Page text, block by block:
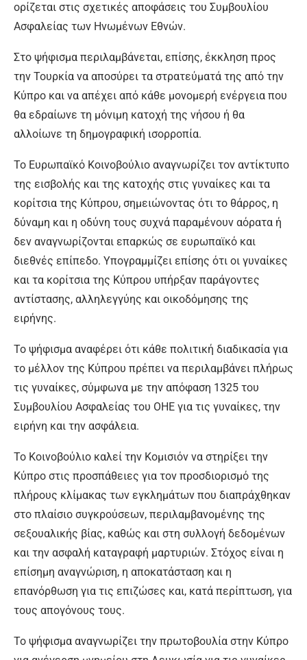
ορίζεται στις σχετικές αποφάσεις του Συμβουλίου
Ασφαλείας των Ηνωμένων Εθνών.
Στο ψήφισμα περιλαμβάνεται, επίσης, έκκληση προς
την Τουρκία να αποσύρει τα στρατεύματά της από την
Κύπρο και να απέχει από κάθε μονομερή ενέργεια που
θα εδραίωνε τη μόνιμη κατοχή της νήσου ή θα
αλλοίωνε τη δημογραφική ισορροπία.
Το Ευρωπαϊκό Κοινοβούλιο αναγνωρίζει τον αντίκτυπο
της εισβολής και της κατοχής στις γυναίκες και τα
κορίτσια της Κύπρου, σημειώνοντας ότι το θάρρος, η
δύναμη και η οδύνη τους συχνά παραμένουν αόρατα ή
δεν αναγνωρίζονται επαρκώς σε ευρωπαϊκό και
διεθνές επίπεδο. Υπογραμμίζει επίσης ότι οι γυναίκες
και τα κορίτσια της Κύπρου υπήρξαν παράγοντες
αντίστασης, αλληλεγγύης και οικοδόμησης της
ειρήνης.
Το ψήφισμα αναφέρει ότι κάθε πολιτική διαδικασία για
το μέλλον της Κύπρου πρέπει να περιλαμβάνει πλήρως
τις γυναίκες, σύμφωνα με την απόφαση 1325 του
Συμβουλίου Ασφαλείας του ΟΗΕ για τις γυναίκες, την
ειρήνη και την ασφάλεια.
Το Κοινοβούλιο καλεί την Κομισιόν να στηρίξει την
Κύπρο στις προσπάθειες για τον προσδιορισμό της
πλήρους κλίμακας των εγκλημάτων που διαπράχθηκαν
στο πλαίσιο συγκρούσεων, περιλαμβανομένης της
σεξουαλικής βίας, καθώς και στη συλλογή δεδομένων
και την ασφαλή καταγραφή μαρτυριών. Στόχος είναι η
επίσημη αναγνώριση, η αποκατάσταση και η
επανόρθωση για τις επιζώσες και, κατά περίπτωση, για
τους απογόνους τους.
Το ψήφισμα αναγνωρίζει την πρωτοβουλία στην Κύπρο